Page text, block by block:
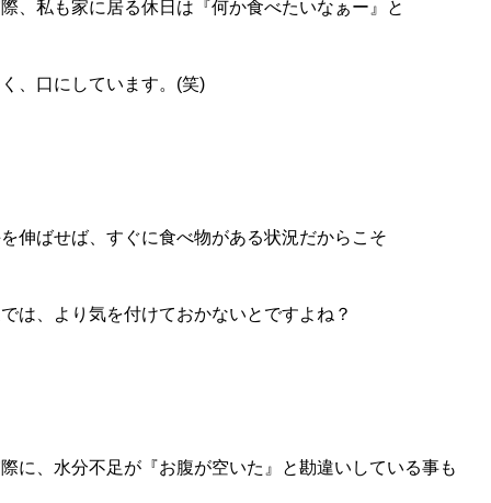
、私も家に居る休日は『何か食べたいなぁー』と
、口にしています。(笑)
伸ばせば、すぐに食べ物がある状況だからこそ
は、より気を付けておかないとですよね？
に、水分不足が『お腹が空いた』と勘違いしている事も